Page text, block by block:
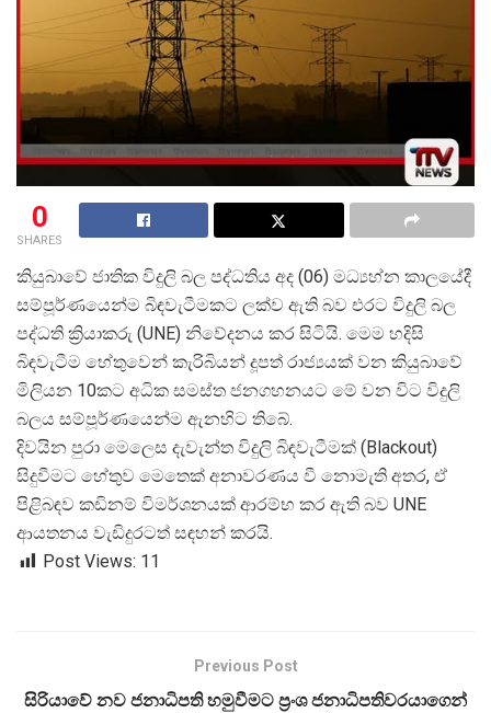
0
SHARES
කියුබාවේ ජාතික විදුලි බල පද්ධතිය අද (06) මධ්යහ්න කාලයේදී
සම්පූර්ණයෙන්ම බිඳවැටීමකට ලක්ව ඇති බව එරට විදුලි බල
පද්ධති ක්රියාකරු (UNE) නිවේදනය කර සිටියි. මෙම හදිසි
බිඳවැටීම හේතුවෙන් කැරිබියන් දූපත් රාජ්යයක් වන කියුබාවේ
මිලියන 10කට අධික සමස්ත ජනගහනයට මේ වන විට විදුලි
බලය සම්පූර්ණයෙන්ම ඇනහිට තිබේ.
දිවයින පුරා මෙලෙස දැවැන්ත විදුලි බිඳවැටීමක් (Blackout)
සිදුවීමට හේතුව මෙතෙක් අනාවරණය වී නොමැති අතර, ඒ
පිළිබඳව කඩිනම් විමර්ශනයක් ආරම්භ කර ඇති බව UNE
ආයතනය වැඩිදුරටත් සඳහන් කරයි.
Post Views: 11
Previous Post
සිරියාවේ නව ජනාධිපති හමුවීමට ප්‍රංශ ජනාධිපතිවරයාගෙන්